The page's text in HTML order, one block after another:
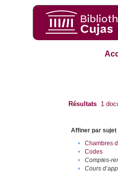
Résultats 1
Affiner par sujet
•
Chambres
•
Codes
•
Comptes-
•
Cours